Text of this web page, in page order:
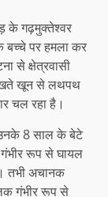
के गढ़मुक्तेश्वर
बच्चे पर हमला कर
से क्षेत्रवासी
खून से लथपथ
चल रहा है।
उनके 8 साल के बेटे
रूप से घायल
तभी अचानक
गंभीर रूप से